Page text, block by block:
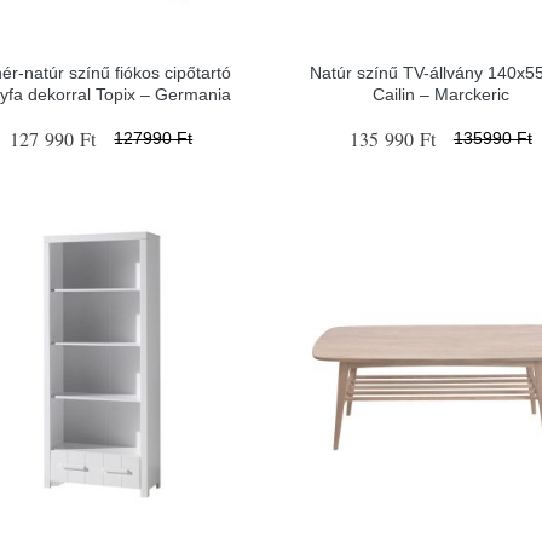
natúr színű fiókos cipőtartó
dekorral Topix – Germania
127 990 Ft 127990 Ft
Natúr színű TV-állvány
Cailin – Marckeric
135 990 Ft 135990 Ft